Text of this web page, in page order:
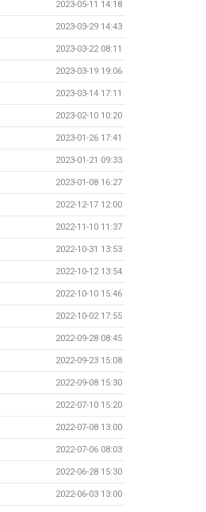
2023-05-11 14:18
2023-03-29 14:43
2023-03-22 08:11
2023-03-19 19:06
2023-03-14 17:11
2023-02-10 10:20
2023-01-26 17:41
2023-01-21 09:33
2023-01-08 16:27
2022-12-17 12:00
2022-11-10 11:37
2022-10-31 13:53
2022-10-12 13:54
2022-10-10 15:46
2022-10-02 17:55
2022-09-28 08:45
2022-09-23 15:08
2022-09-08 15:30
2022-07-10 15:20
2022-07-08 13:00
2022-07-06 08:03
2022-06-28 15:30
2022-06-03 13:00